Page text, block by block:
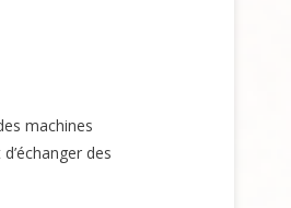
machines
des